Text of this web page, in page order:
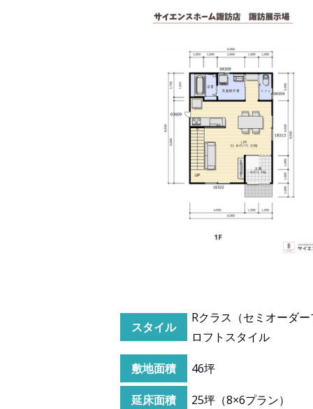
スタイル
Rクラス（セミオーダ
ロフトスタイル
敷地面積 46坪
延床面積 25坪（8×6プラン）